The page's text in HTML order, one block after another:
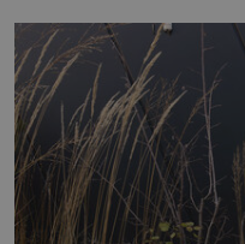
dál častěji volá o pomoc,